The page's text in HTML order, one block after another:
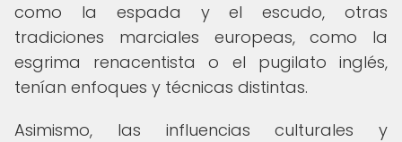
como la espada y el escudo, otras
tradiciones marciales europeas, como la
esgrima renacentista o el pugilato inglés,
tenían enfoques y técnicas distintas.
Asimismo, las influencias culturales y